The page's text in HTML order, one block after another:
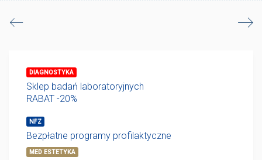
DIAGNOSTYKA
Sklep badań laboratoryjnych
RABAT -20%
NFZ
Bezpłatne programy profilaktyczne
MED ESTETYKA